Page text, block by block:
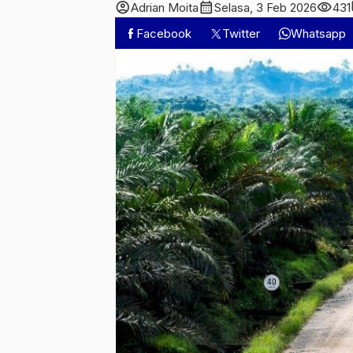
account_circleAdrian Moitacalendar_monthSelasa, 3 Feb 2026visibility431
Facebook
Twitter Whatsapp